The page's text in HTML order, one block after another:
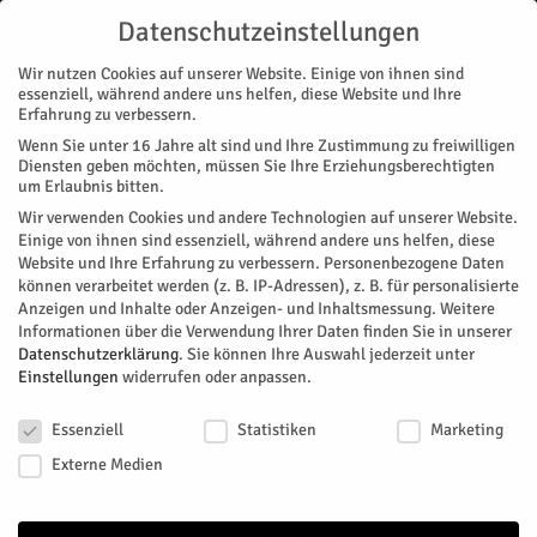
Datenschutzeinstellungen
Wir nutzen Cookies auf unserer Website. Einige von ihnen sind
essenziell, während andere uns helfen, diese Website und Ihre
Erfahrung zu verbessern.
Wenn Sie unter 16 Jahre alt sind und Ihre Zustimmung zu freiwilligen
Diensten geben möchten, müssen Sie Ihre Erziehungsberechtigten
um Erlaubnis bitten.
Wir verwenden Cookies und andere Technologien auf unserer Website.
Einige von ihnen sind essenziell, während andere uns helfen, diese
Website und Ihre Erfahrung zu verbessern. Personenbezogene Daten
können verarbeitet werden (z. B. IP-Adressen), z. B. für personalisierte
Anzeigen und Inhalte oder Anzeigen- und Inhaltsmessung. Weitere
Informationen über die Verwendung Ihrer Daten finden Sie in unserer
Datenschutzerklärung. Sie können Ihre Auswahl jederzeit unter
Einstellungen widerrufen oder anpassen.
Essenziell
Statistiken
Marketing
Externe Medien